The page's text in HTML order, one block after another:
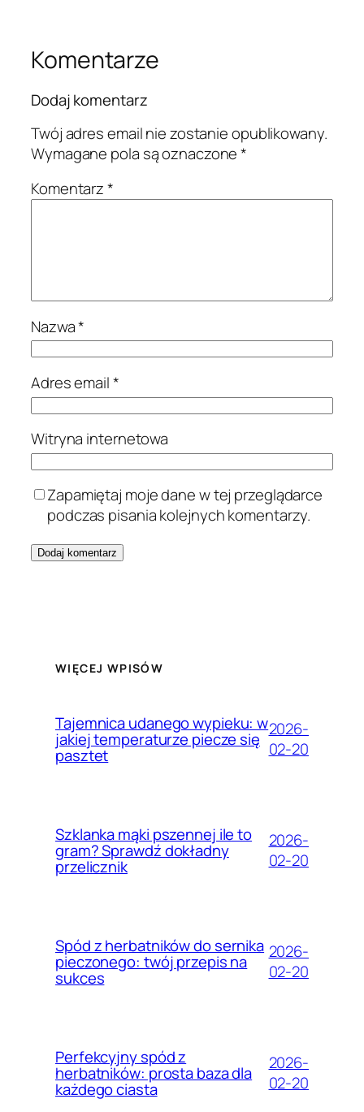
Komentarze
Dodaj komentarz
Twój adres email nie zostanie opublikowany.
Wymagane pola są oznaczone*
Komentarz*
Nazwa*
Adres email*
Witryna internetowa
Zapamiętaj moje dane w tej przeglądarce
podczas pisania kolejnych komentarzy.
WIĘCEJ WPISÓW
Tajemnica udanego wypieku: w
jakiej temperaturze piecze się
pasztet
2026-
02-20
Szklanka mąki pszennej ile to
gram? Sprawdź dokładny
przelicznik
2026-
02-20
Spód z herbatników do sernika
pieczonego: twój przepis na
sukces
2026-
02-20
Perfekcyjny spód z
herbatników: prosta baza dla
każdego ciasta
2026-
02-20